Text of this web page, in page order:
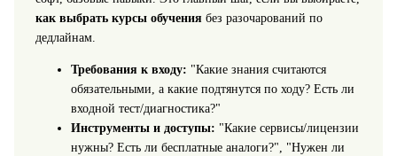
как выбрать курсы обучениябез разочарований по
дедлайнам.
Требования к входу: "Какие знания считаются
обязательными, а какие подтянутся по ходу? Есть ли
входной тест/диагностика?"
Инструменты и доступы: "Какие сервисы/лицензии
нужны? Есть ли бесплатные аналоги?", "Нужен ли